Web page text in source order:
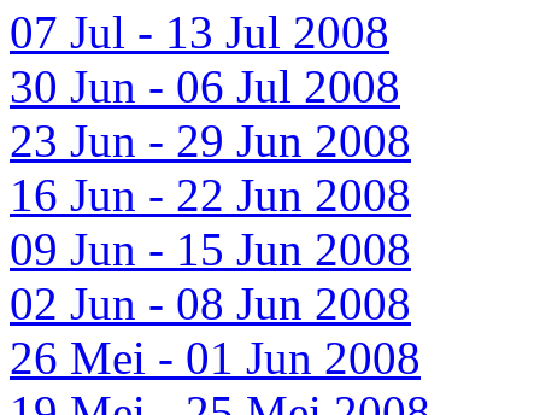
07 Jul - 13 Jul 2008
30 Jun - 06 Jul 2008
23 Jun - 29 Jun 2008
16 Jun - 22 Jun 2008
09 Jun - 15 Jun 2008
02 Jun - 08 Jun 2008
26 Mei - 01 Jun 2008